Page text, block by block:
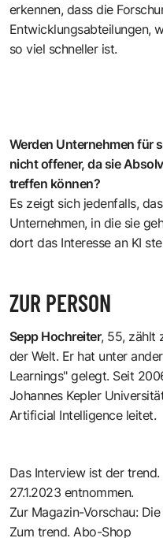
erkennen, dass die
Entwicklungsabteilungen,
so viel schneller ist.
Werden Unternehmen für
nicht offener, da sie
treffen können?
Es zeigt sich jedenfalls,
Unternehmen, in die sie
dort das Interesse an KI
ZUR PERSON
Sepp Hochreiter, 55, zählt
der Welt. Er hat unter
Learnings" gelegt. Seit
Johannes Kepler
Artificial Intelligence leitet.
Das Interview ist der
27.1.2023 entnommen.
Zur Magazin-Vorschau:
Zum trend. Abo-Shop